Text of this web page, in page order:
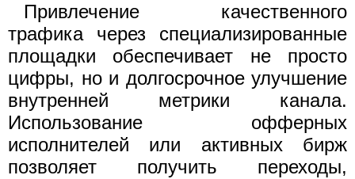
Привлечение качественного
трафика через специализированные
площадки обеспечивает не просто
цифры, но и долгосрочное улучшение
внутренней метрики канала.
Использование офферных
исполнителей или активных бирж
позволяет получить переходы,